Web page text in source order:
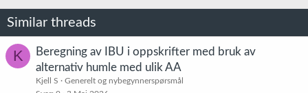
r
Similar threads
K
Beregning av IBU i oppskrifter med bruk av
alternativ humle med ulik AA
Kjell S
Generelt og nybegynnerspørsmål